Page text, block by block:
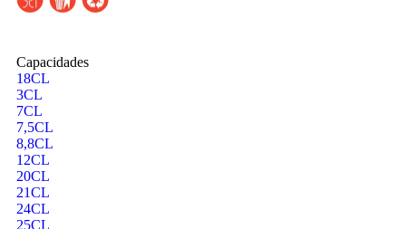
Capacidades
18CL
3CL
7CL
7,5CL
8,8CL
12CL
20CL
21CL
24CL
25CL